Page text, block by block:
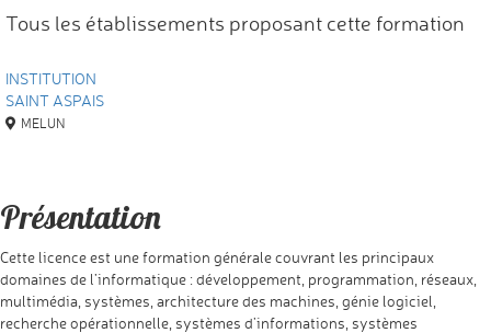
Tous les établissements proposant cette formation
INSTITUTION
SAINT ASPAIS
MELUN
Présentation
Cette licence est une formation générale couvrant les principaux
domaines de l’informatique : développement, programmation, réseaux,
multimédia, systèmes, architecture des machines, génie logiciel,
recherche opérationnelle, systèmes d’informations, systèmes